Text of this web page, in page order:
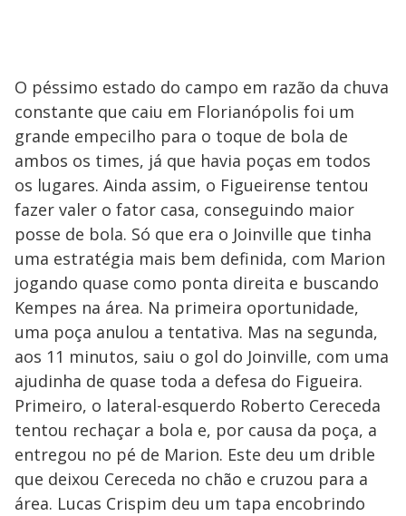
O péssimo estado do campo em razão da chuva
constante que caiu em Florianópolis foi um
grande empecilho para o toque de bola de
ambos os times, já que havia poças em todos
os lugares. Ainda assim, o Figueirense tentou
fazer valer o fator casa, conseguindo maior
posse de bola. Só que era o Joinville que tinha
uma estratégia mais bem definida, com Marion
jogando quase como ponta direita e buscando
Kempes na área. Na primeira oportunidade,
uma poça anulou a tentativa. Mas na segunda,
aos 11 minutos, saiu o gol do Joinville, com uma
ajudinha de quase toda a defesa do Figueira.
Primeiro, o lateral-esquerdo Roberto Cereceda
tentou rechaçar a bola e, por causa da poça, a
entregou no pé de Marion. Este deu um drible
que deixou Cereceda no chão e cruzou para a
área. Lucas Crispim deu um tapa encobrindo